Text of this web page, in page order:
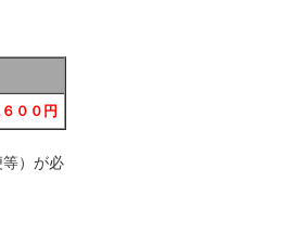
６００円
）が必